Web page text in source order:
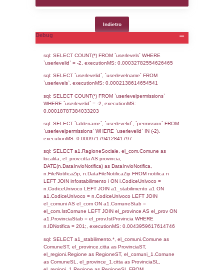
AUTORIZZAZIONI/CERTIFICAZIONI E
CONTROLLO A CUI è SOGGETTO LO
SEZIONE F (pubblico) - DESCRIZIONE
DELL'AMBIENTE/TERRITORIO
SEZIONE H (pubblico) - DESCRIZIONE
STABILIMENTO E RIEPILOGO SOSTANZE
DI CUI ALL'ALLEGATO 1 DEL DECRETO
DELLA DIRETTIVA 2012/18/UE
SEZIONE L (pubblico) - INFORMAZIONI
INCIDENTALI CON IMPATTO
STABILIMENTO